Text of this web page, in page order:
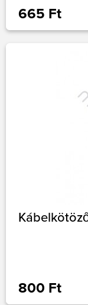
665 Ft
800 Ft